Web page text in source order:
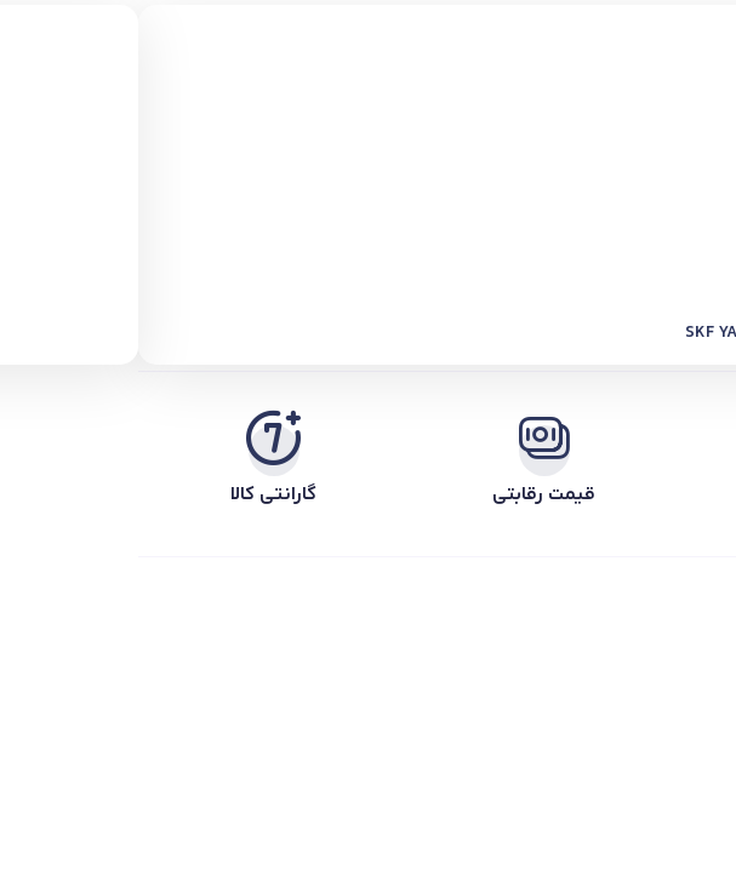
قیمت رقابتی گارانتی کالا